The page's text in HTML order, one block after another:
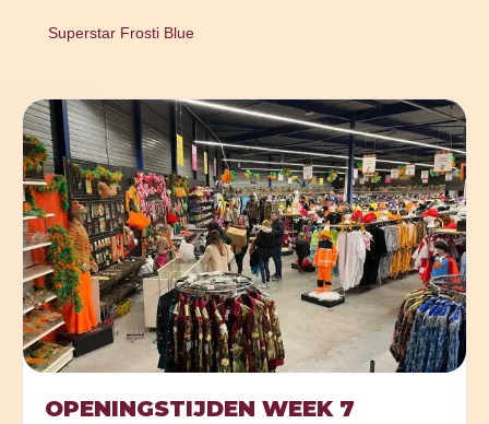
Superstar Frosti Blue
OPENINGSTIJDEN WEEK 7